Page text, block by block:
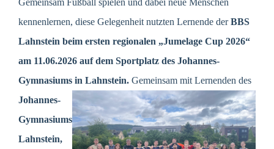
Gemeinsam Fußball spielen und dabei neue Menschen
kennenlernen, diese Gelegenheit nutzten Lernende derBBS
Lahnstein beim ersten regionalen „Jumelage Cup 2026“
am 11.06.2026 auf dem Sportplatz des Johannes-
Gymnasiums in Lahnstein. Gemeinsam mit Lernenden des
Johannes-
Gymnasiums
Lahnstein,